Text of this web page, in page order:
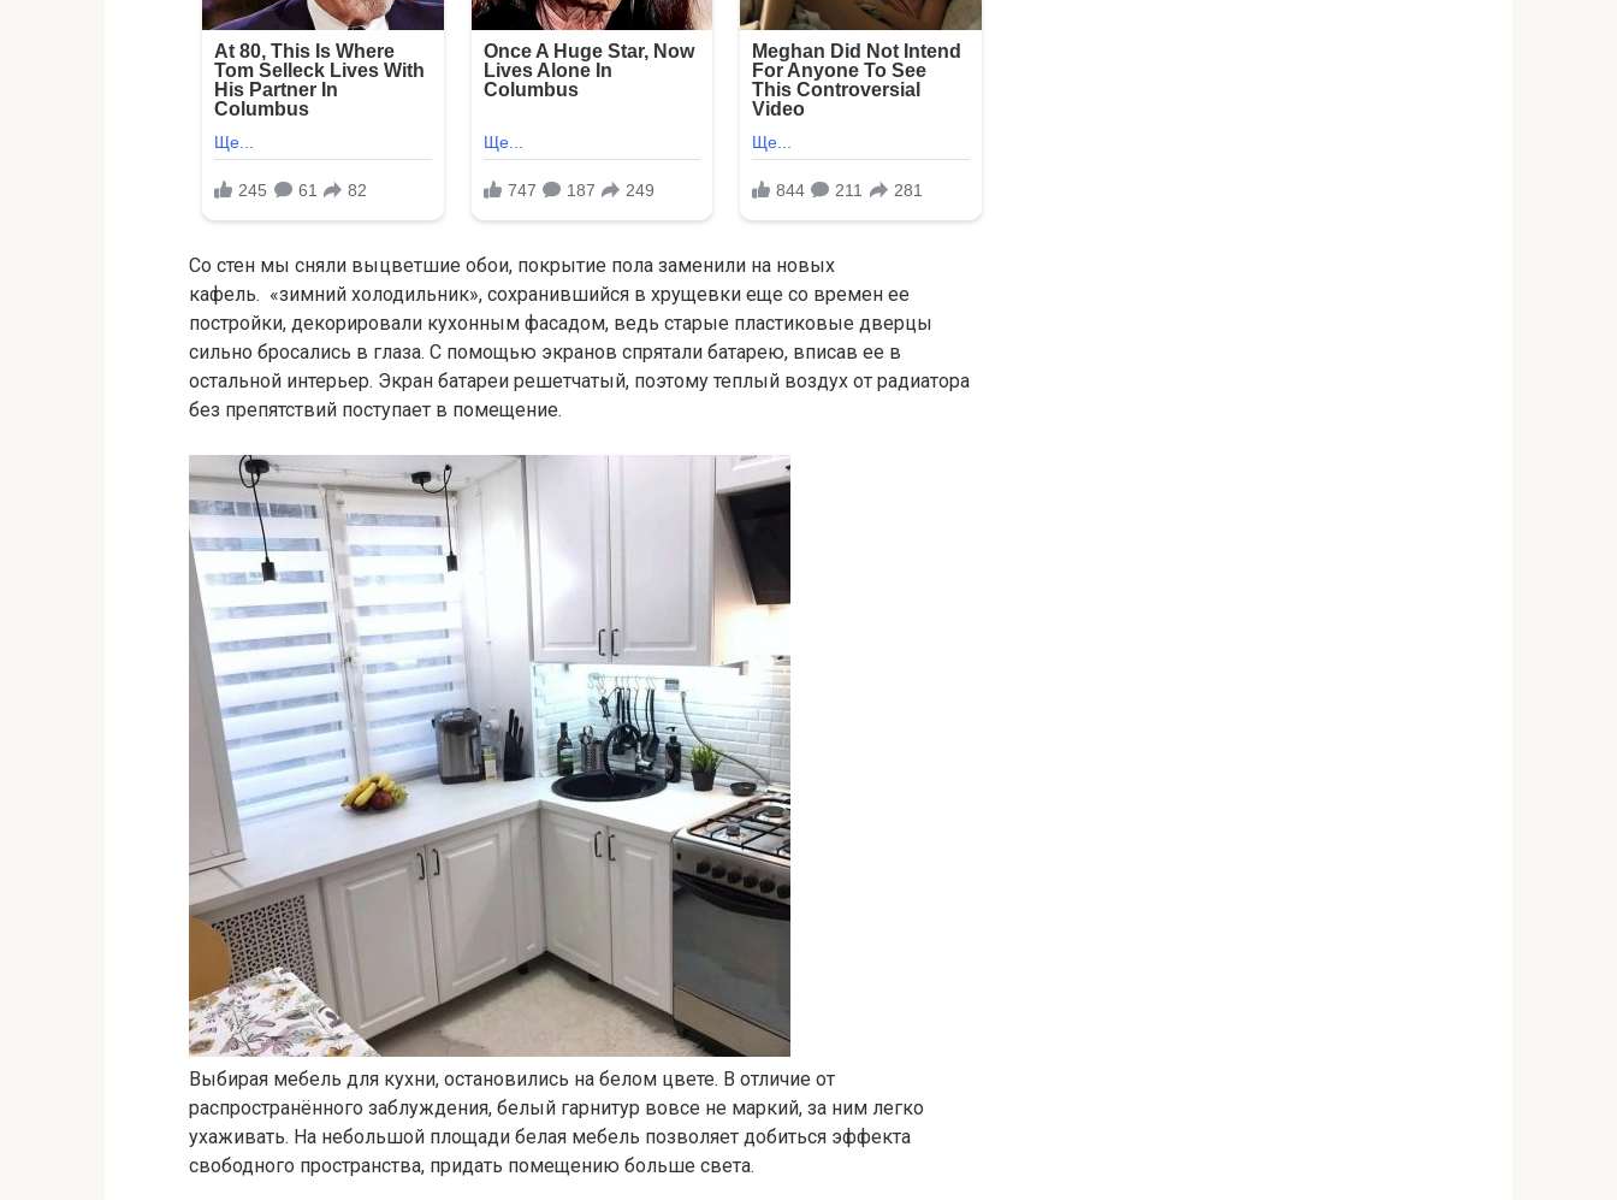
Со стен мы сняли выцветшие обои, покрытие пола заменили на новых
кафель. «зимний холодильник», сохранившийся в хрущевки еще со времен ее
постройки, декорировали кухонным фасадом, ведь старые пластиковые дверцы
сильно бросались в глаза. С помощью экранов спрятали батарею, вписав ее в
остальной интерьер. Экран батареи решетчатый, поэтому теплый воздух от радиатора
без препятствий поступает в помещение.
Выбирая мебель для кухни, остановились на белом цвете. В отличие от
распространённого заблуждения, белый гарнитур вовсе не маркий, за ним легко
ухаживать. На небольшой площади белая мебель позволяет добиться эффекта
свободного пространства, придать помещению больше света.